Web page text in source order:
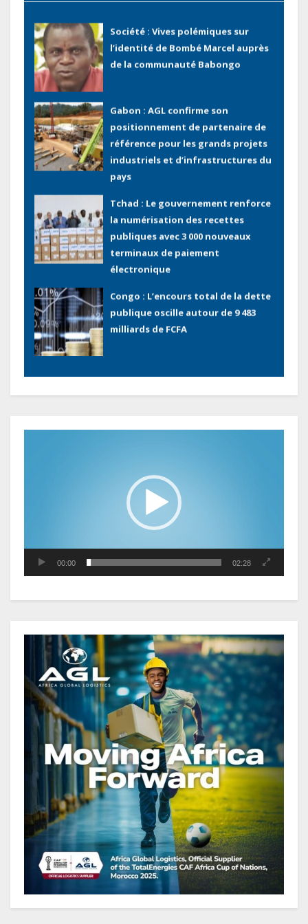
(Rapport)
Société : Vives polémiques sur
l’identité de Bombé Marcel auprès
de la communauté Babongo
Gabon : AGL confirme son
positionnement de partenaire de
référence pour les grands projets
industriels et d’infrastructures du
pays
Tchad : Le gouvernement renforce
la numérisation des recettes
publiques avec 3 000 nouveaux
terminaux de paiement
électronique
Congo : L’encours total de la dette
publique oscille autour de 9 483
milliards de FCFA
Gabon : L’activité économique a
avec un eurobond de 920 millions
de dollars
Cameroun : L’encours de la dette
publique s’établit à 15 607 milliards
de FCFA, à fin juin 2026,
acteurs du secteur public pour
améliorer la performance des
projets
Gabon : Ismaël Bonkoungou, le
Directeur général en visite
d’inspection des grands chantiers
routiers d’EBOMAF BTP Gabon
dans la Ngounié
Gabon : Les paiements d’intérêts
de la dette absorbent 20 à 30 % des
recettes, tandis que le service
total pourrait atteindre 80 à 115 %
des recettes budgétaires
(Rapport)
Société : Vives polémiques sur
00:00 02:28